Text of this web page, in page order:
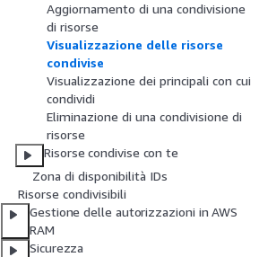
Aggiornamento di una condivisione
di risorse
Visualizzazione delle risorse
condivise
Visualizzazione dei principali con cui
condividi
Eliminazione di una condivisione di
risorse
Risorse condivise con te
Zona di disponibilità IDs
Risorse condivisibili
Gestione delle autorizzazioni in AWS
RAM
Sicurezza